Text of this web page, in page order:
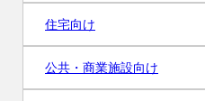
住宅向け
公共・商業施設向け